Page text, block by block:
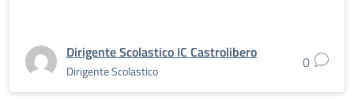
Dirigente Scolastico IC Castrolibero
Dirigente Scolastico 0